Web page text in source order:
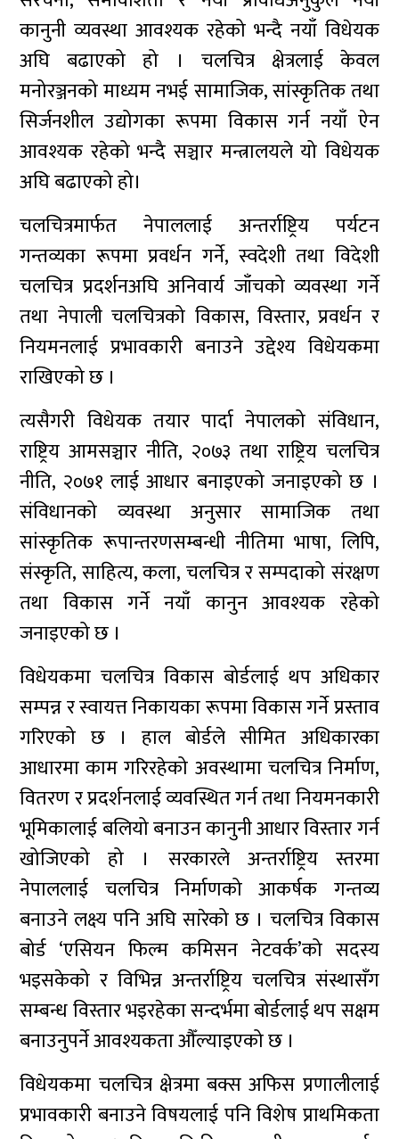
कानुनी व्यवस्था आवश्यक रहेको भन्दै नयाँ विधेयक
अघि बढाएको हो । चलचित्र क्षेत्रलाई केवल
मनोरञ्जनको माध्यम नभई सामाजिक, सांस्कृतिक तथा
सिर्जनशील उद्योगका रूपमा विकास गर्न नयाँ ऐन
आवश्यक रहेको भन्दै सञ्चार मन्त्रालयले यो विधेयक
अघि बढाएको हो।
चलचित्रमार्फत नेपाललाई अन्तर्राष्ट्रिय पर्यटन
गन्तव्यका रूपमा प्रवर्धन गर्ने, स्वदेशी तथा विदेशी
चलचित्र प्रदर्शनअघि अनिवार्य जाँचको व्यवस्था गर्ने
तथा नेपाली चलचित्रको विकास, विस्तार, प्रवर्धन र
नियमनलाई प्रभावकारी बनाउने उद्देश्य विधेयकमा
राखिएको छ ।
त्यसैगरी विधेयक तयार पार्दा नेपालको संविधान,
राष्ट्रिय आमसञ्चार नीति, २०७३ तथा राष्ट्रिय चलचित्र
नीति, २०७१ लाई आधार बनाइएको जनाइएको छ ।
संविधानको व्यवस्था अनुसार सामाजिक तथा
सांस्कृतिक रूपान्तरणसम्बन्धी नीतिमा भाषा, लिपि,
संस्कृति, साहित्य, कला, चलचित्र र सम्पदाको संरक्षण
तथा विकास गर्ने नयाँ कानुन आवश्यक रहेको
जनाइएको छ ।
विधेयकमा चलचित्र विकास बोर्डलाई थप अधिकार
सम्पन्न र स्वायत्त निकायका रूपमा विकास गर्ने प्रस्ताव
गरिएको छ । हाल बोर्डले सीमित अधिकारका
आधारमा काम गरिरहेको अवस्थामा चलचित्र निर्माण,
वितरण र प्रदर्शनलाई व्यवस्थित गर्न तथा नियमनकारी
भूमिकालाई बलियो बनाउन कानुनी आधार विस्तार गर्न
खोजिएको हो । सरकारले अन्तर्राष्ट्रिय स्तरमा
नेपाललाई चलचित्र निर्माणको आकर्षक गन्तव्य
बनाउने लक्ष्य पनि अघि सारेको छ । चलचित्र विकास
बोर्ड ‘एसियन फिल्म कमिसन नेटवर्क’को सदस्य
भइसकेको र विभिन्न अन्तर्राष्ट्रिय चलचित्र संस्थासँग
सम्बन्ध विस्तार भइरहेका सन्दर्भमा बोर्डलाई थप सक्षम
बनाउनुपर्ने आवश्यकता औँल्याइएको छ ।
विधेयकमा चलचित्र क्षेत्रमा बक्स अफिस प्रणालीलाई
प्रभावकारी बनाउने विषयलाई पनि विशेष प्राथमिकता